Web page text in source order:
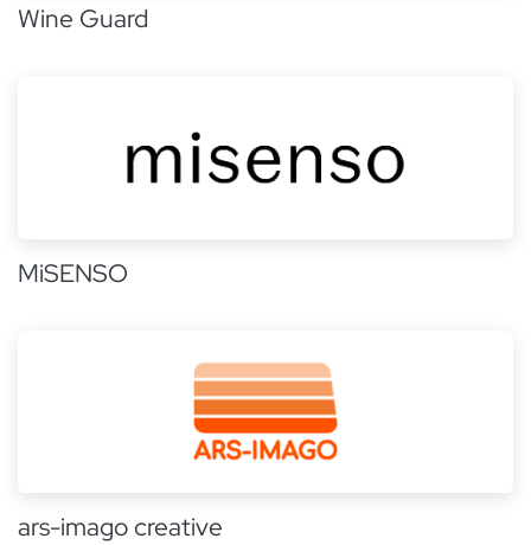
Wine Guard
MiSENSO
ars-imago creative